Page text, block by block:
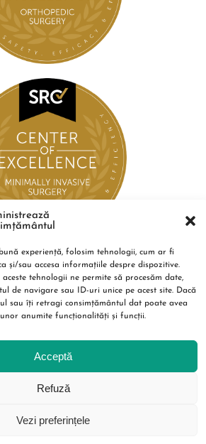
experiență, folosim tehnologii, cum ar fi
și/sau accesa informațiile despre dispozitive.
tehnologii ne permite să procesăm date,
de navigare sau ID-uri unice pe acest site. Dacă
sau îți retragi consimțământul dat poate avea
anumite funcționalități și funcții.
Acceptă
Refuză
Vezi preferințele